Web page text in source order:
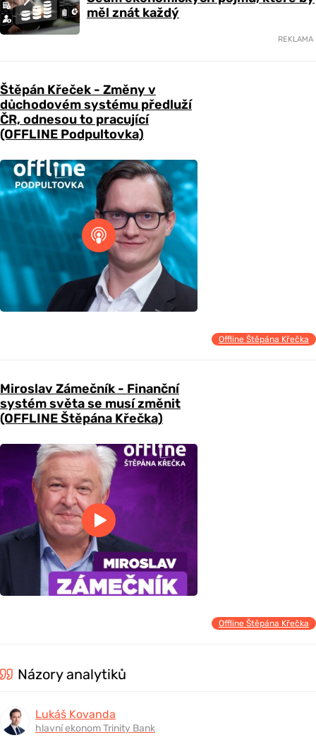
měl znát každý
REKLAMA
Štěpán Křeček - Změny v
důchodovém systému předluží
ČR, odnesou to pracující
(OFFLINE Podpultovka)
Offline Štěpána Křečka
Miroslav Zámečník - Finanční
systém světa se musí změnit
(OFFLINE Štěpána Křečka)
Offline Štěpána Křečka
Názory analytiků
Lukáš Kovanda
hlavní ekonom Trinity Bank